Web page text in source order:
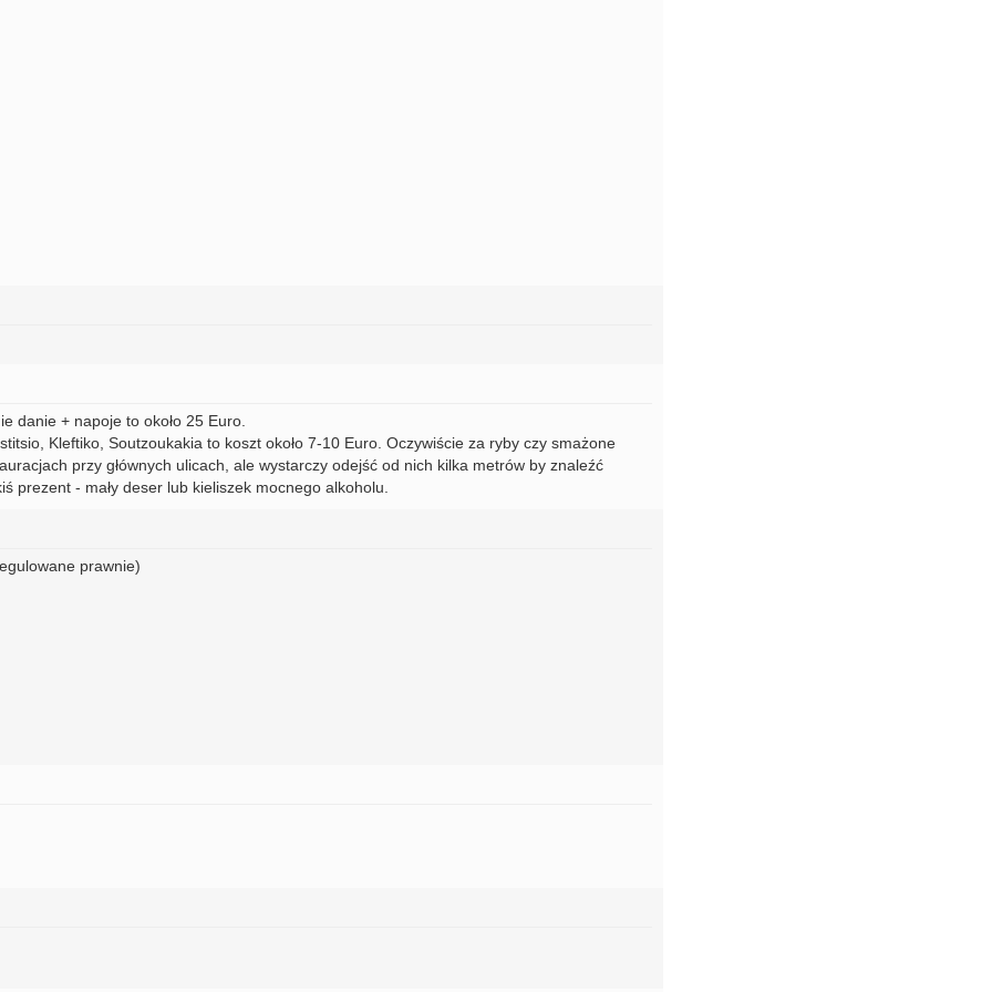
danie + napoje to około 25 Euro.
Kleftiko, Soutzoukakia to koszt około 7-10 Euro. Oczywiście za ryby czy smażone
przy głównych ulicach, ale wystarczy odejść od nich kilka metrów by znaleźć
prezent - mały deser lub kieliszek mocnego alkoholu.
prawnie)